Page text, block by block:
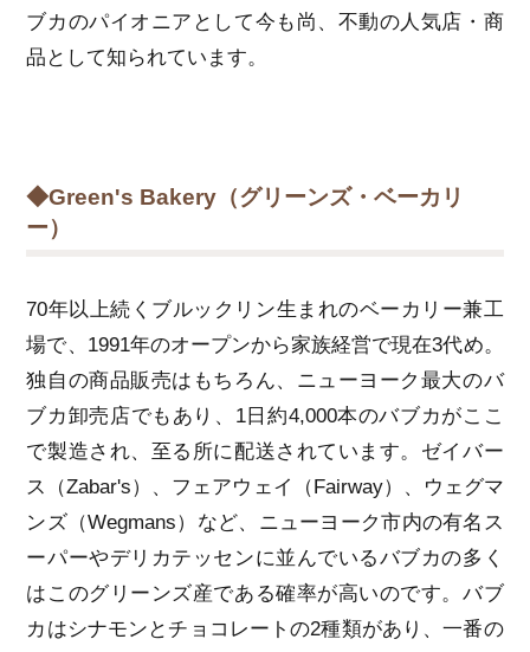
ブカのパイオニアとして今も尚、不動の人気店・商
品として知られています。
◆Green's Bakery（グリーンズ・ベーカリ
ー）
70年以上続くブルックリン生まれのベーカリー兼工
場で、1991年のオープンから家族経営で現在3代め。
独自の商品販売はもちろん、ニューヨーク最大のバ
ブカ卸売店でもあり、1日約4,000本のバブカがここ
で製造され、至る所に配送されています。ゼイバー
ス（Zabar's）、フェアウェイ（Fairway）、ウェグマ
ンズ（Wegmans）など、ニューヨーク市内の有名ス
ーパーやデリカテッセンに並んでいるバブカの多く
はこのグリーンズ産である確率が高いのです。バブ
カはシナモンとチョコレートの2種類があり、一番の